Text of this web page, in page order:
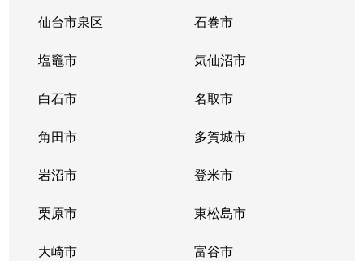
仙台市泉区 石巻市
塩竈市 気仙沼市
白石市 名取市
角田市 多賀城市
岩沼市 登米市
栗原市 東松島市
大崎市 富谷市